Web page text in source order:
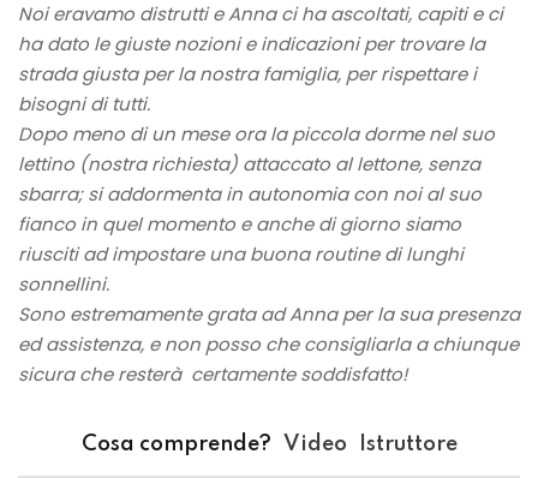
Noi eravamo distrutti e Anna ci ha ascoltati, capiti e ci
ha dato le giuste nozioni e indicazioni per trovare la
strada giusta per la nostra famiglia, per rispettare i
bisogni di tutti.
Dopo meno di un mese ora la piccola dorme nel suo
lettino (nostra richiesta) attaccato al lettone, senza
sbarra; si addormenta in autonomia con noi al suo
fianco in quel momento e anche di giorno siamo
riusciti ad impostare una buona routine di lunghi
sonnellini.
Sono estremamente grata ad Anna per la sua presenza
ed assistenza, e non posso che consigliarla a chiunque
sicura che resterà certamente soddisfatto!
Cosa comprende? Video Istruttore